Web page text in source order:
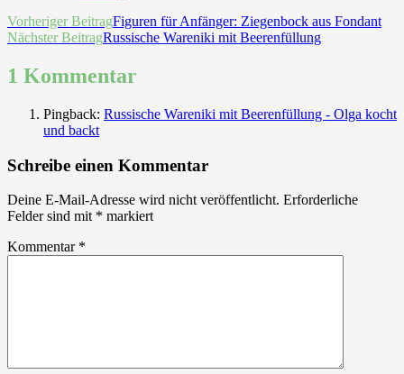
Beitrags-
Navigation
Vorheriger BeitragFiguren für Anfänger: Ziegenbock aus Fondant
Nächster BeitragRussische Wareniki mit Beerenfüllung
1 Kommentar
Pingback: Russische Wareniki mit Beerenfüllung - Olga kocht
und backt
Schreibe einen Kommentar
Deine E-Mail-Adresse wird nicht veröffentlicht. Erforderliche
Felder sind mit * markiert
Kommentar *